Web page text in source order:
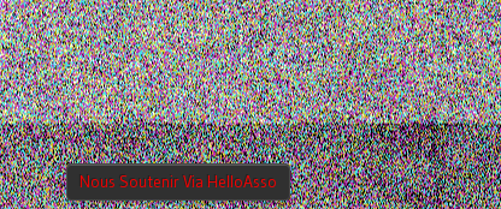
Nous Soutenir Via HelloAsso